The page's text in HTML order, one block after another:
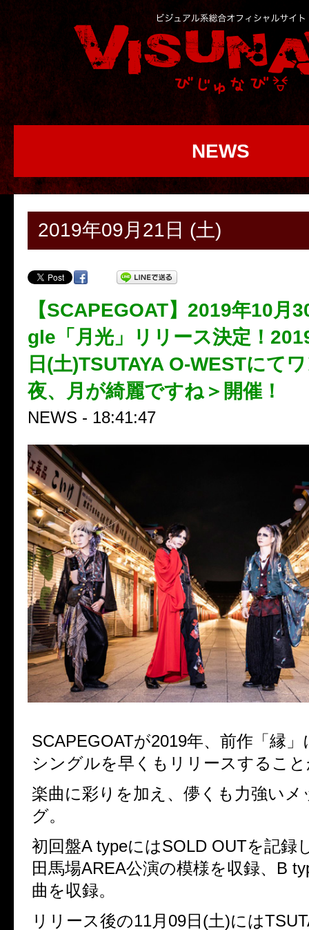
NEWS
2019年09月21日 (土)
【SCAPEGOAT】2019年10月
gle「月光」リリース決定！
日(土)TSUTAYA O-WESTにて
夜、月が綺麗ですね＞開催！
NEWS - 18:41:47
SCAPEGOATが2019年、前作「縁
シングルを早くもリリースするこ
楽曲に彩りを加え、儚くも力強いメ
グ。
初回盤A typeにはSOLD OUTを記録
田馬場AREA公演の模様を収録、B
曲を収録。
リリース後の11月09日(土)には